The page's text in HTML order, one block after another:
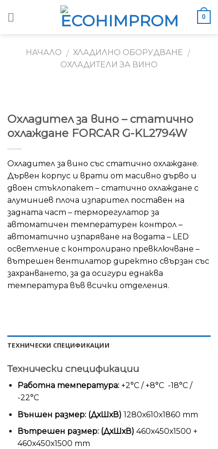
0
НАЧАЛО / ХЛАДИЛНО ОБОРУДВАНЕ /
ОХЛАДИТЕЛИ ЗА ВИНО
Охладител за вино – статично
охлаждане FORCAR G-KL2794W
Охладител за вино със статично охлаждане.
Дървен корпус и врати от масивно дърво и
двоен стъклопакет – статично охлаждане с
алуминиев плоча изпарител поставен на
задната част – терморегулатор за
автоматичен температурен контрол –
автоматично изпаряване на водата – LED
осветление с контролирано превключване –
вътрешен вентилатор директно свързан със
захранването, за да осигури еднаква
температура във всички отделения.
ТЕХНИЧЕСКИ СПЕЦИФИКАЦИИ
Технически спецификации
Работна температура:+2°С / +8°С -18°С /
-22°С
Външен размер: (ДхШхВ) 1280х610х1860 mm
Вътрешен размер: (ДхШхВ) 460х450х1500 +
460х450х1500 mm